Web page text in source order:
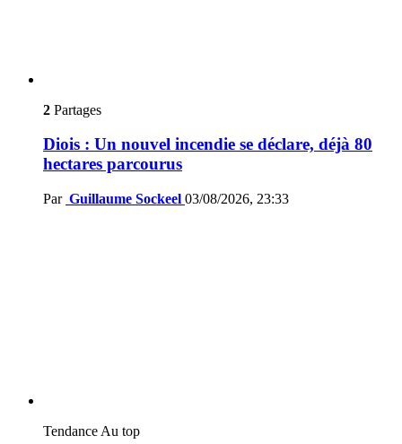
2 Partages
Diois : Un nouvel incendie se déclare, déjà 80
hectares parcourus
Par Guillaume Sockeel 03/08/2026, 23:33
Tendance Au top